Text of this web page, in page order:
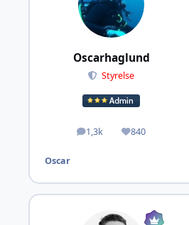
Oscarhaglund
Styrelse
1,3k
Inlägg 840
Omdöme
Oscar